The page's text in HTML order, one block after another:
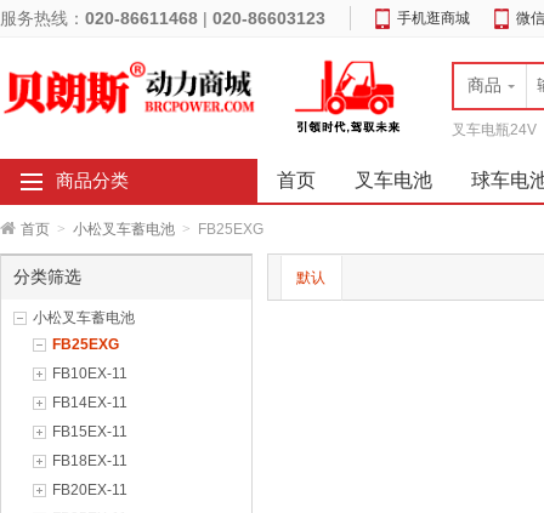
服务热线： 020-86611468 | 020-86603123 手机逛商城 微
商品
叉车电瓶24V
商品分类 首页 叉车电池 球车电
首页 > 小松叉车蓄电池 > FB25EXG
分类筛选
小松叉车蓄电池
FB25EXG
FB10EX-11
FB14EX-11
FB15EX-11
FB18EX-11
FB20EX-11
默认